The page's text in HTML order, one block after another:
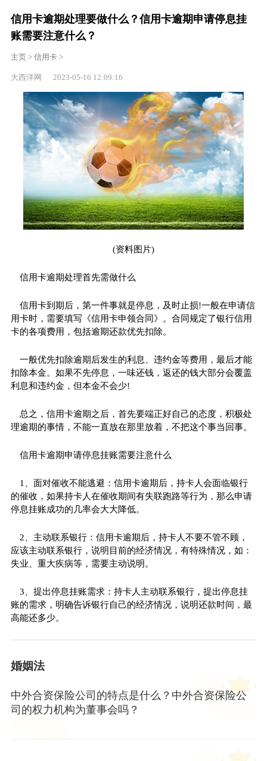
信用卡逾期处理要做什么？信用卡逾期申请停息挂
账需要注意什么？
主页> 信用卡>
大西洋网 2023-05-16 12:09:16
(资料图片)
信用卡逾期处理首先需做什么
信用卡到期后，第一件事就是停息，及时止损!一般在申请信
用卡时，需要填写《信用卡申领合同》。合同规定了银行信用
卡的各项费用，包括逾期还款优先扣除。
一般优先扣除逾期后发生的利息、违约金等费用，最后才能
扣除本金。如果不先停息，一味还钱，返还的钱大部分会覆盖
利息和违约金，但本金不会少!
总之，信用卡逾期之后，首先要端正好自己的态度，积极处
理逾期的事情，不能一直放在那里放着，不把这个事当回事。
信用卡逾期申请停息挂账需要注意什么
1、面对催收不能逃避：信用卡逾期后，持卡人会面临银行
的催收，如果持卡人在催收期间有失联跑路等行为，那么申请
停息挂账成功的几率会大大降低。
2、主动联系银行：信用卡逾期后，持卡人不要不管不顾，
应该主动联系银行，说明目前的经济情况，有特殊情况，如：
失业、重大疾病等，需要主动说明。
3、提出停息挂账需求：持卡人主动联系银行，提出停息挂
账的需求，明确告诉银行自己的经济情况，说明还款时间，最
高能还多少。
婚姻法
中外合资保险公司的特点是什么？中外合资保险公
司的权力机构为董事会吗？